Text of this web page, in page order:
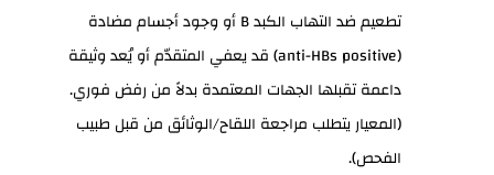
تطعيم ضد التهاب الكبد B أو وجود أجسام مضادة
(anti-HBs positive) قد يعفي المتقدّم أو يُعد وثيقة
داعمة تقبلها الجهات المعتمدة بدلاً من رفض فوري.
(المعيار يتطلب مراجعة اللقاح/الوثائق من قبل طبيب
الفحص).